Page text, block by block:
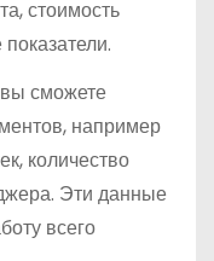
стоимость
сможете
например
количество
Эти данные
всего